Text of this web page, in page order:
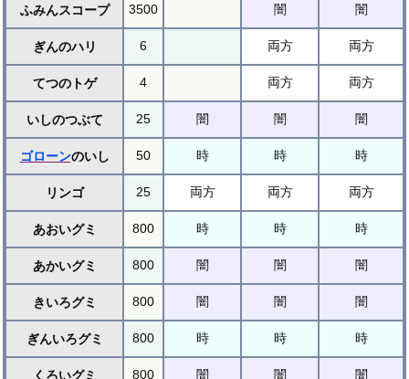
ふみんスコープ 3500 闇 闇
ぎんのハリ 6 両方 両方
てつのトゲ 4 両方 両方
いしのつぶて 25 闇 闇 闇
ゴローンのいし 50 時 時 時
リンゴ 25 両方 両方 両方
あおいグミ 800 時 時 時
あかいグミ 800 闇 闇 闇
きいろグミ 800 闇 闇 闇
ぎんいろグミ 800 時 時 時
くろいグミ 800 闇 闇 闇